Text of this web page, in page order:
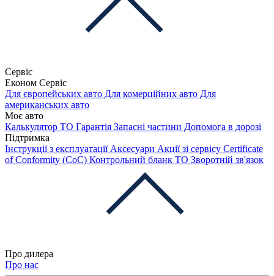
Сервіс
Економ Сервіс
Для європейських авто Для комерційних авто Для
американських авто
Моє авто
Калькулятор ТО Гарантія Запасні частини Допомога в дорозі
Підтримка
Інструкції з експлуатації Аксесуари Акції зі сервісу Certificate
of Conformity (CoC) Контрольний бланк ТО Зворотній зв'язок
Про дилера
Про нас